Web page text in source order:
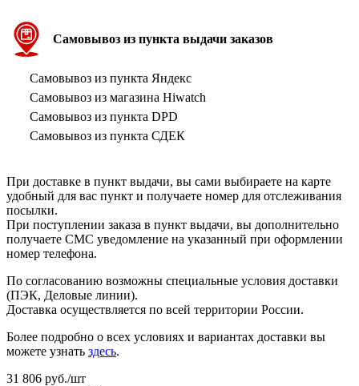
Самовывоз из пункта выдачи заказов
Самовывоз из пункта Яндекс
Самовывоз из магазина Hiwatch
Самовывоз из пункта DPD
Самовывоз из пункта СДЕК
При доставке в пункт выдачи, вы сами выбираете на карте
удобный для вас пункт и получаете номер для отслеживания
посылки.
При поступлении заказа в пункт выдачи, вы дополнительно
получаете СМС уведомление на указанный при оформлении
номер телефона.
По согласованию возможны специальные условия доставки
(ПЭК, Деловые линии).
Доставка осуществляется по всей территории России.
Более подробно о всех условиях и вариантах доставки вы
можете узнать здесь.
31 806 руб./шт